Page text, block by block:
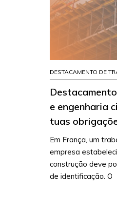
DESTACAMENTO DE
e engenharia
tuas
Em França, um
empresa
construção deve
de identificação. O